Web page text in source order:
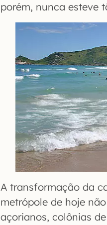
porém, nunca esteve
A transformação da
metrópole de hoje
açorianos, colônias